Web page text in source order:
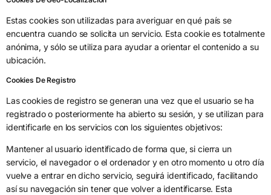
Estas cookies son utilizadas para averiguar en qué país se
encuentra cuando se solicita un servicio. Esta cookie es totalmente
anónima, y sólo se utiliza para ayudar a orientar el contenido a su
ubicación.
Cookies De Registro
Las cookies de registro se generan una vez que el usuario se ha
registrado o posteriormente ha abierto su sesión, y se utilizan para
identificarle en los servicios con los siguientes objetivos:
Mantener al usuario identificado de forma que, si cierra un
servicio, el navegador o el ordenador y en otro momento u otro día
vuelve a entrar en dicho servicio, seguirá identificado, facilitando
así su navegación sin tener que volver a identificarse. Esta